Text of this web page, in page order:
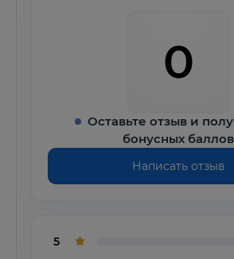
0
Оставьте отзыв и
бонусных баллов
Написать отзыв
5